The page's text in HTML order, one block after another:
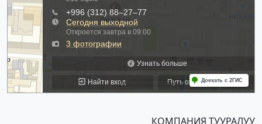
КОМПАНИЯ ТУУРАЛУУ